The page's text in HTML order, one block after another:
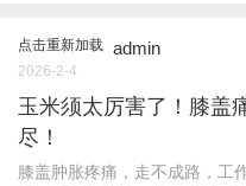
点击重新加载 admin
2026-2-4
玉米须太厉害了！膝盖
尽！
膝盖肿胀疼痛，走不成路，工